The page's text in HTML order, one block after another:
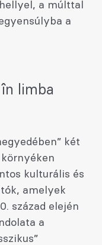
a múlttal
a
limba
két
kulturális és
amelyek
század elején
a